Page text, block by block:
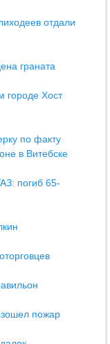
отдали
граната
городе Хост
по факту
в Витебске
погиб 65-
пожар